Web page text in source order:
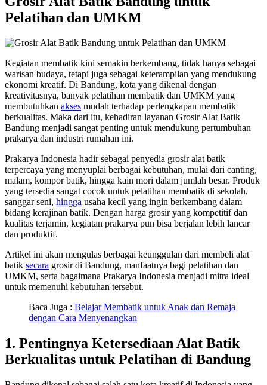
Pelatihan dan UMKM
Kegiatan membatik kini semakin berkembang, tidak hanya sebagai
warisan budaya, tetapi juga sebagai keterampilan yang mendukung
ekonomi kreatif. Di Bandung, kota yang dikenal dengan
kreativitasnya, banyak pelatihan membatik dan UMKM yang
membutuhkan akses mudah terhadap perlengkapan membatik
berkualitas. Maka dari itu, kehadiran layanan Grosir Alat Batik
Bandung menjadi sangat penting untuk mendukung pertumbuhan
prakarya dan industri rumahan ini.
Prakarya Indonesia hadir sebagai penyedia grosir alat batik
terpercaya yang menyuplai berbagai kebutuhan, mulai dari canting,
malam, kompor batik, hingga kain mori dalam jumlah besar. Produk
yang tersedia sangat cocok untuk pelatihan membatik di sekolah,
sanggar seni, hingga usaha kecil yang ingin berkembang dalam
bidang kerajinan batik. Dengan harga grosir yang kompetitif dan
kualitas terjamin, kegiatan prakarya pun bisa berjalan lebih lancar
dan produktif.
Artikel ini akan mengulas berbagai keunggulan dari membeli alat
batik secara grosir di Bandung, manfaatnya bagi pelatihan dan
UMKM, serta bagaimana Prakarya Indonesia menjadi mitra ideal
untuk memenuhi kebutuhan tersebut.
Baca Juga : Belajar Membatik untuk Anak dan Remaja
dengan Cara Menyenangkan
1. Pentingnya Ketersediaan Alat Batik
Berkualitas untuk Pelatihan di Bandung